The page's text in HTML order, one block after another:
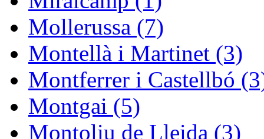
Mollerussa (7)
Montellà i Martinet (3)
Montferrer i Castellbó
Montgai (5)
Montoliu de Lleida (3)